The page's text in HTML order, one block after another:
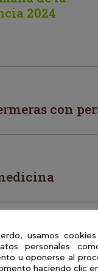
2024
con
formas
usamos
personales
u oponerse al
haciendo clic